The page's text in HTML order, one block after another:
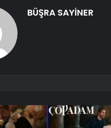
BÜŞRA SAYİNER